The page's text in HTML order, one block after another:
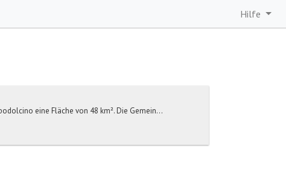
Hilfe
eine Fläche von 48 km². Die Gemein...